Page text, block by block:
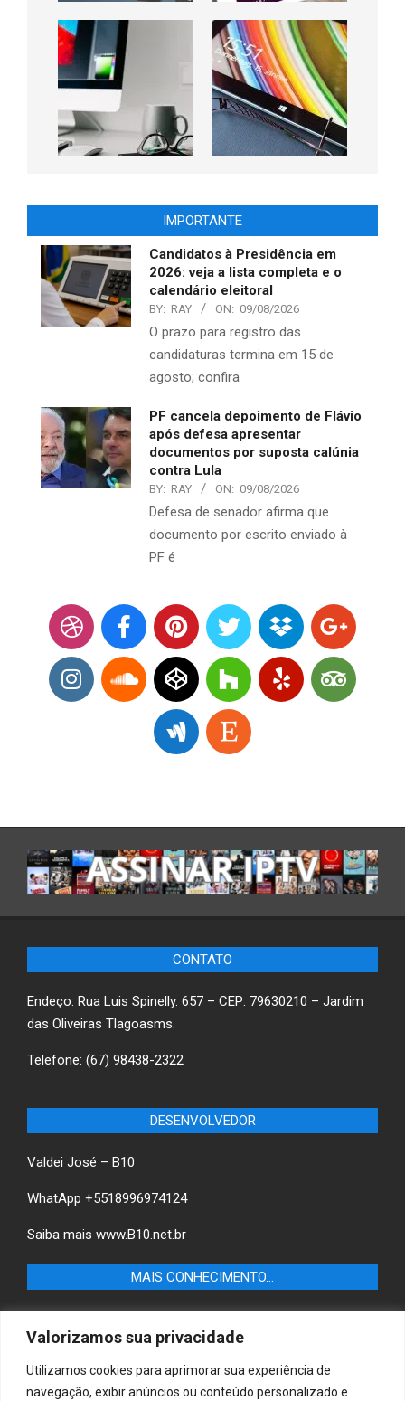
Valorizamos sua privacidade
Utilizamos cookies para aprimorar sua experiência de
navegação, exibir anúncios ou conteúdo personalizado e
IMPORTANTE
Candidatos à Presidência em
2026: veja a lista completa e o
calendário eleitoral
BY: RAY ON: 09/08/2026
O prazo para registro das
candidaturas termina em 15 de
agosto; confira
PF cancela depoimento de Flávio
após defesa apresentar
documentos por suposta calúnia
contra Lula
BY: RAY ON: 09/08/2026
Defesa de senador afirma que
documento por escrito enviado à
PF é
CONTATO
Endeço: Rua Luis Spinelly. 657 – CEP: 79630210 – Jardim
das Oliveiras Tlagoasms.
Telefone: (67) 98438-2322
DESENVOLVEDOR
Valdei José – B10
WhatApp +5518996974124
Saiba mais www.B10.net.br
MAIS CONHECIMENTO…
Castilho-SP e descubra as melhores empresas e serviços
locais.